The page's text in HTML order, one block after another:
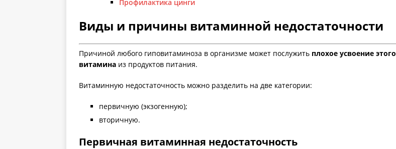
Профилактика цинги
Виды и причины витаминной недостаточности
Причиной любого гиповитаминоза в организме может послужить плохое усвоение этого
витамина из продуктов питания.
Витаминную недостаточность можно разделить на две категории:
первичную (экзогенную);
вторичную.
Первичная витаминная недостаточность